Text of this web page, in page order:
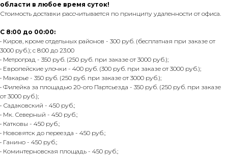
области в любое время суток!
Стоимость доставки рассчитывается по принципу удаленности от офиса.
С 8:00 до 00:00:
• Киров, кроме отдельных районов - 300 руб. (бесплатная при заказе от
3000 руб.); с 8:00 до 23:00
• Метроград - 350 руб. (250 руб. при заказе от 3000 руб.);
• Европейские улочки - 400 руб. (300 руб. при заказе от 3000 руб.);
• Макарье - 350 руб. (250 руб. при заказе от 3000 руб.);
• Филейка за площадью 20-ого Партсьезда - 350 руб. (250 руб. при заказе
от 3000 руб.);
• Садаковский - 450 руб.;
• Мк. Северный - 450 руб.;
• Катковы - 450 руб.;
• Нововятск до переезда - 450 руб.;
• Ганино - 450 руб.;
• Коминтерновская площадь - 450 руб.;